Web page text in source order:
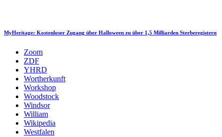
MyHeritage: Kostenloser Zugang über Halloween zu über 1,5 Milliarden Sterberegistern
Zoom
ZDF
YHRD
Wortherkunft
Workshop
Woodstock
Windsor
William
Wikipedia
Westfalen